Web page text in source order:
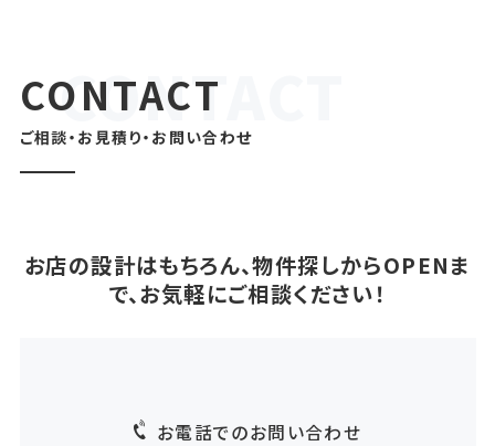
CONTACT
ご相談・お見積り・お問い合わせ
お店の設計はもちろん、物件探しからOPENま
で、お気軽にご相談ください！
お電話でのお問い合わせ